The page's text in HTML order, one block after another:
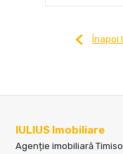
Înapoi
IULIUS Imobiliare
Agenție imobiliară